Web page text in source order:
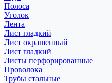
Полоса
Уголок
Лента
Лист гладкий
Лист окрашенный
Лист гладкий
Листы перфорированные
Проволока
Трубы стальные